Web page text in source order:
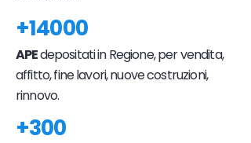
+14000
APEdepositati in Regione, per vendita,
affitto, fine lavori, nuove costruzioni,
rinnovo.
+300